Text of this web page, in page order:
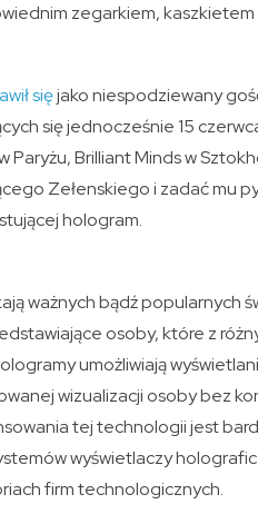
zegarkiem, kaszkietem
sięjako niespodziewany
się jednocześnie 15
Brilliant Minds w
Zełenskiego i zadać mu
hologram.
ważnych bądź popularnych
osoby, które z
umożliwiają
wizualizacji osoby bez
tej technologii jest
wyświetlaczy
firm technologicznych.